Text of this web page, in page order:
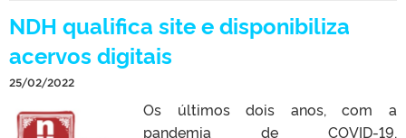
NDH qualifica site e disponibiliza
acervos digitais
25/02/2022
Os últimos dois anos, com a
pandemia de COVID-19,